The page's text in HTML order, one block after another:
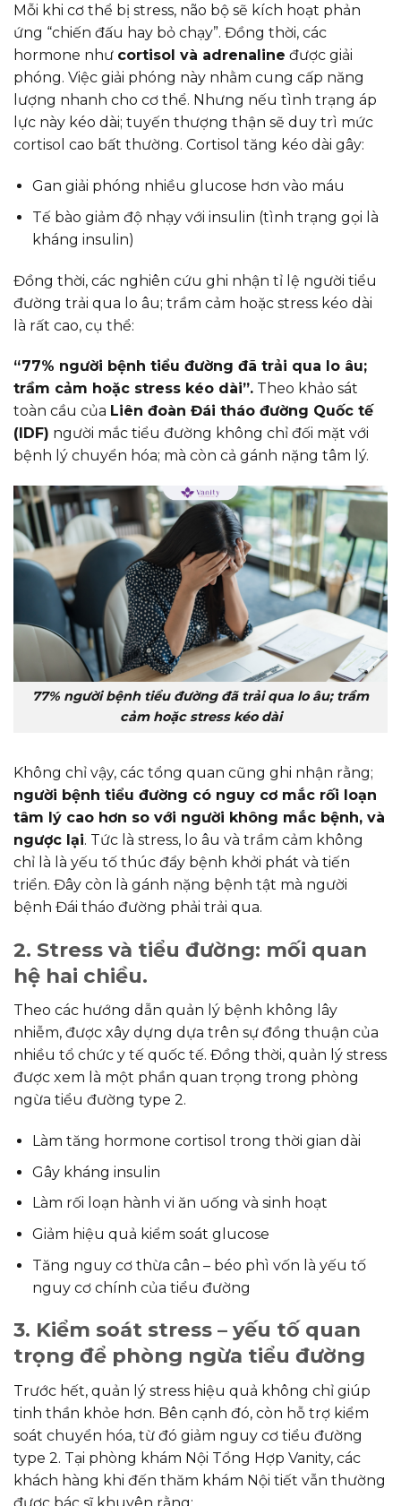
Mỗi khi cơ thể bị stress, não bộ sẽ kích hoạt phản
ứng “chiến đấu hay bỏ chạy”. Đồng thời, các
hormone như cortisol và adrenaline được giải
phóng. Việc giải phóng này nhằm cung cấp năng
lượng nhanh cho cơ thể. Nhưng nếu tình trạng áp
lực này kéo dài; tuyến thượng thận sẽ duy trì mức
cortisol cao bất thường. Cortisol tăng kéo dài gây:
Gan giải phóng nhiều glucose hơn vào máu
Tế bào giảm độ nhạy với insulin (tình trạng gọi là
kháng insulin)
Đồng thời, các nghiên cứu ghi nhận tỉ lệ người tiểu
đường trải qua lo âu; trầm cảm hoặc stress kéo dài
là rất cao, cụ thể:
“77% người bệnh tiểu đường đã trải qua lo âu;
trầm cảm hoặc stress kéo dài”. Theo khảo sát
toàn cầu của Liên đoàn Đái tháo đường Quốc tế
(IDF) người mắc tiểu đường không chỉ đối mặt với
bệnh lý chuyển hóa; mà còn cả gánh nặng tâm lý.
77% người bệnh tiểu đường đã trải qua lo âu; trầm
cảm hoặc stress kéo dài
Không chỉ vậy, các tổng quan cũng ghi nhận rằng;
người bệnh tiểu đường có nguy cơ mắc rối loạn
tâm lý cao hơn so với người không mắc bệnh, và
ngược lại. Tức là stress, lo âu và trầm cảm không
chỉ là là yếu tố thúc đẩy bệnh khởi phát và tiến
triển. Đây còn là gánh nặng bệnh tật mà người
bệnh Đái tháo đường phải trải qua.
2. Stress và tiểu đường: mối quan
hệ hai chiều.
Theo các hướng dẫn quản lý bệnh không lây
nhiễm, được xây dựng dựa trên sự đồng thuận của
nhiều tổ chức y tế quốc tế. Đồng thời, quản lý stress
được xem là một phần quan trọng trong phòng
ngừa tiểu đường type 2.
Làm tăng hormone cortisol trong thời gian dài
Gây kháng insulin
Làm rối loạn hành vi ăn uống và sinh hoạt
Giảm hiệu quả kiểm soát glucose
Tăng nguy cơ thừa cân – béo phì vốn là yếu tố
nguy cơ chính của tiểu đường
3. Kiểm soát stress – yếu tố quan
trọng để phòng ngừa tiểu đường
Trước hết, quản lý stress hiệu quả không chỉ giúp
tinh thần khỏe hơn. Bên cạnh đó, còn hỗ trợ kiểm
soát chuyển hóa, từ đó giảm nguy cơ tiểu đường
type 2. Tại phòng khám Nội Tổng Hợp Vanity, các
khách hàng khi đến thăm khám Nội tiết vẫn thường
được bác sĩ khuyên rằng: